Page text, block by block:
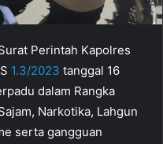
Perintah Kapolres
1.3/2023 tanggal 16
dalam Rangka
Narkotika, Lahgun
serta gangguan